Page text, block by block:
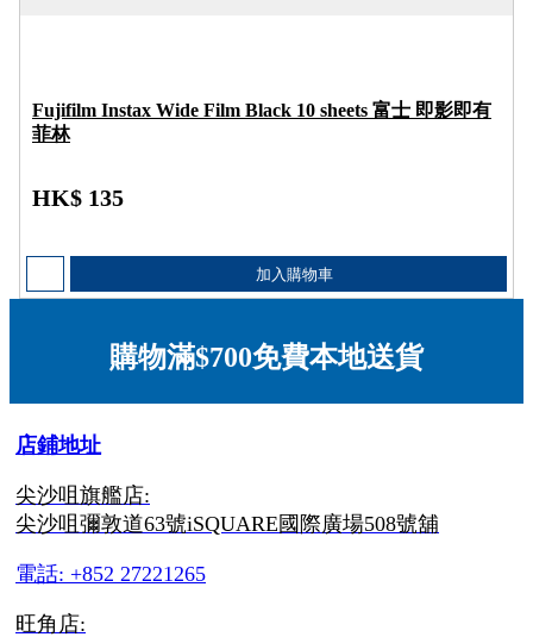
Fujifilm Instax Wide Film Black 10 sheets 富士 即影即有
菲林
HK$ 135
加入購物車
購物滿$700免費本地送貨
店鋪地址
尖沙咀旗艦店:
尖沙咀彌敦道63號iSQUARE國際廣場508號舖
電話: +852 27221265
旺角店: